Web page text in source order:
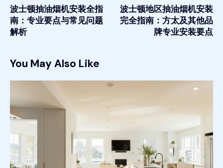
波士顿抽油烟机安装全指
南：专业要点与常见问题
解析
波士顿地区抽油烟机安装
完全指南：方太及其他品
牌专业安装要点
You May Also Like